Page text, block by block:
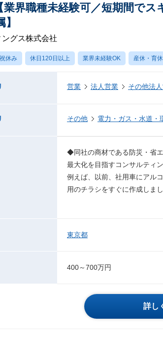
業界職種未経験可／短期間で
グス株式会社
休み 休日120日以上 業界未経験OK 産休・育
営業 法人営業 その他法
その他 電力・ガス・水道・
◆同社の商材である防災・省
最大化を目指すコンサルティ
例えば、以前、社用車にアル
用のチラシをすぐに作成しまし
東京都
400～700万円
詳し